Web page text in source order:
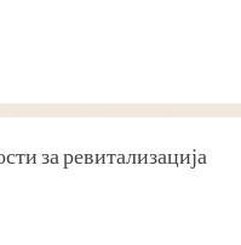
за ревитализација